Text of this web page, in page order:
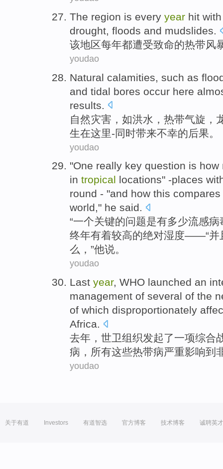
The region is every year hit with
drought, floods and mudslides.
该地区每年都遭受致命的热带风
youdao
Natural calamities such as
and tidal bores occur here
results
自然灾害 ， 如洪水 ， 热带气旋 ，
生在这里-同时带来不幸的后果 。
youdao
"One really key question is how
in tropical locations" -places
round - "and how this compares
world," he said.
“一个关键的问题是有多少流感病
终年有着较高的绝对湿度——“并
么，”他说。
youdao
Last year, WHO launched an
management of several of the
of which disproportionately
Africa.
去年 ， 世卫组织发起了一项综合
病 ， 所有这些热带病严重影响到
youdao
关于有道 Investors 有道智选 官方博客 技术博客 诚聘英才